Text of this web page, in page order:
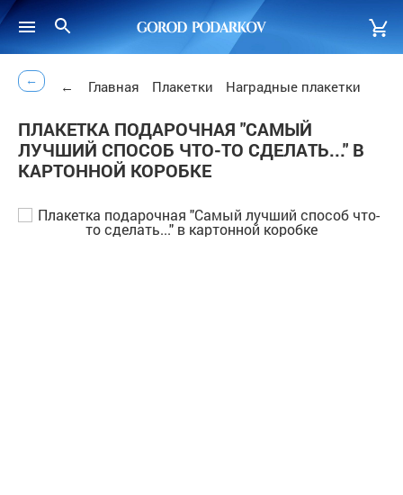
← ← Главная Плакетки Наградные плакетки
ПЛАКЕТКА ПОДАРОЧНАЯ "САМЫЙ
ЛУЧШИЙ СПОСОБ ЧТО-ТО СДЕЛАТЬ..." В
КАРТОННОЙ КОРОБКЕ